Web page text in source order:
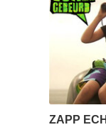
ZAPP